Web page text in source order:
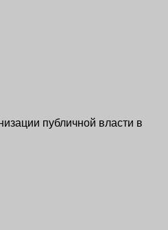
публичной власти в